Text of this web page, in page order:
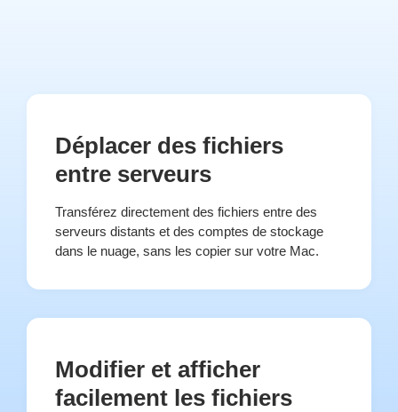
Déplacer des fichiers
entre serveurs
Transférez directement des fichiers entre des
serveurs distants et des comptes de stockage
dans le nuage, sans les copier sur votre Mac.
Modifier et afficher
facilement les fichiers